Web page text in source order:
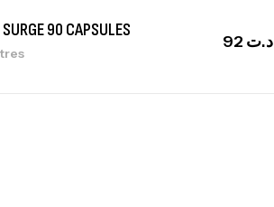
SURGE 90 CAPSULES
د.ت